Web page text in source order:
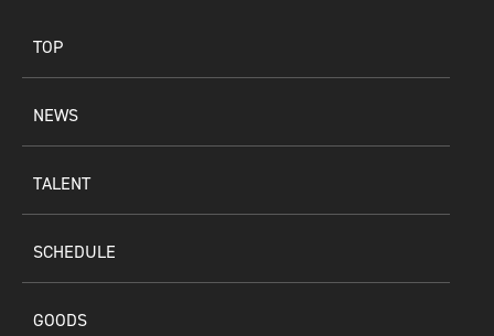
TOP
NEWS
TALENT
SCHEDULE
GOODS